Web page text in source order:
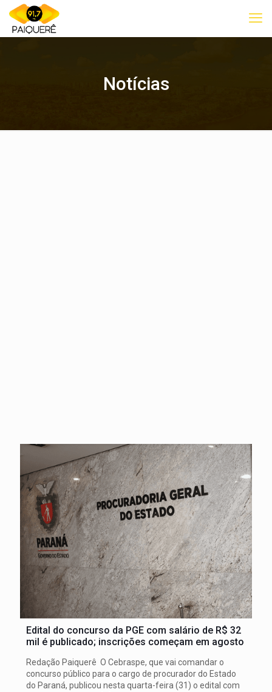
Notícias
Edital do concurso da PGE com salário de R$ 32
mil é publicado; inscrições começam em agosto
Redação Paiquerê O Cebraspe, que vai comandar o
concurso público para o cargo de procurador do Estado
do Paraná, publicou nesta quarta-feira (31) o edital com